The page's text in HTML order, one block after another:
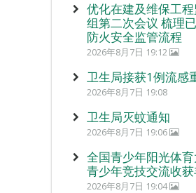
优化在建及维保工
组第二次会议 梳理
防火安全监管流程
2026年8月7日 19:12
卫生局接获1例流感
2026年8月7日 19:08
卫生局灭蚊通知
2026年8月7日 19:06
全国青少年阳光体
青少年竞技交流收
2026年8月7日 19:04